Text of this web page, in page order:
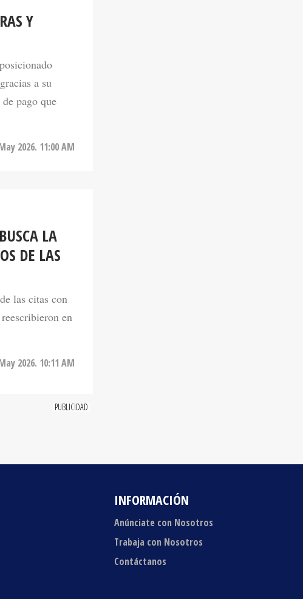
a su
pago que
LA
DE LAS
las citas con
en
INFORMACIÓN
Anúnciate con Nosotros
Trabaja con Nosotros
Contáctanos